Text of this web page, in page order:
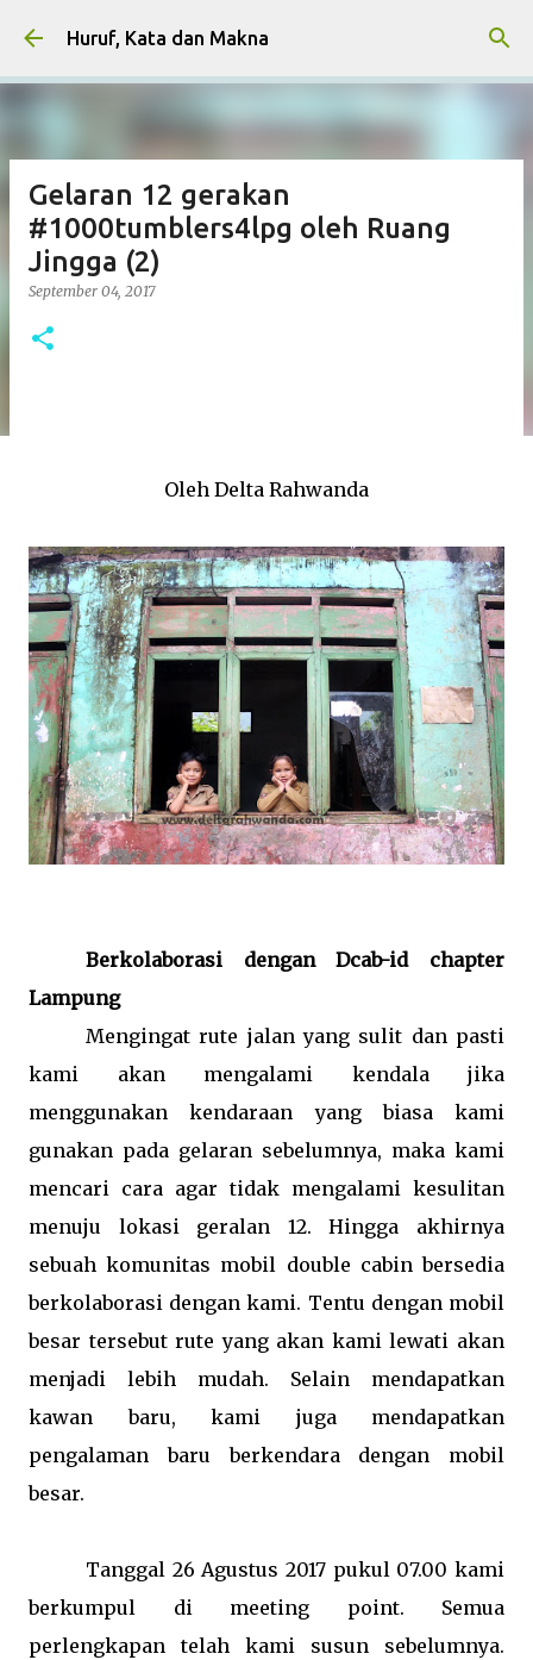
Skip to main content
Huruf, Kata dan Makna
Gelaran 12 gerakan
#1000tumblers4lpg oleh Ruang
Jingga (2)
September 04, 2017
Oleh Delta Rahwanda
Berkolaborasi dengan Dcab-id chapter
Lampung
Mengingat rute jalan yang sulit dan pasti
kami akan mengalami kendala jika
menggunakan kendaraan yang biasa kami
gunakan pada gelaran sebelumnya, maka kami
mencari cara agar tidak mengalami kesulitan
menuju lokasi geralan 12. Hingga akhirnya
sebuah komunitas mobil double cabin bersedia
berkolaborasi dengan kami. Tentu dengan mobil
besar tersebut rute yang akan kami lewati akan
menjadi lebih mudah. Selain mendapatkan
kawan baru, kami juga mendapatkan
pengalaman baru berkendara dengan mobil
besar.
Tanggal 26 Agustus 2017 pukul 07.00 kami
berkumpul di meeting point. Semua
perlengkapan telah kami susun sebelumnya.